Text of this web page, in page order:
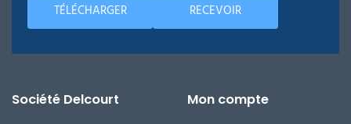
TÉLÉCHARGER RECEVOIR
Société Delcourt
Mon compte